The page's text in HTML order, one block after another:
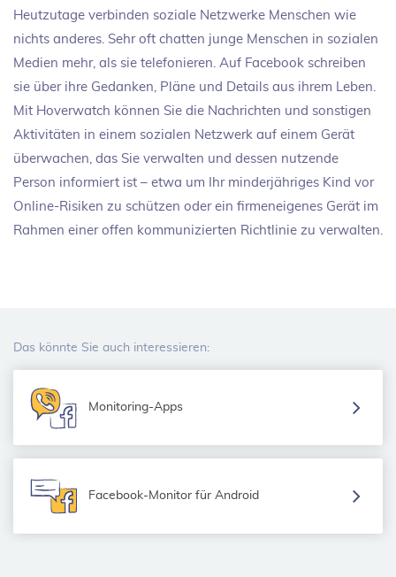
Heutzutage verbinden soziale Netzwerke Menschen wie
nichts anderes. Sehr oft chatten junge Menschen in sozialen
Medien mehr, als sie telefonieren. Auf Facebook schreiben
sie über ihre Gedanken, Pläne und Details aus ihrem Leben.
Mit Hoverwatch können Sie die Nachrichten und sonstigen
Aktivitäten in einem sozialen Netzwerk auf einem Gerät
überwachen, das Sie verwalten und dessen nutzende
Person informiert ist – etwa um Ihr minderjähriges Kind vor
Online-Risiken zu schützen oder ein firmeneigenes Gerät im
Rahmen einer offen kommunizierten Richtlinie zu verwalten.
Das könnte Sie auch interessieren:
Monitoring-Apps
Facebook-Monitor für Android